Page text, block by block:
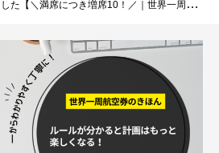
き増席10！／｜世界一周航空券オンラインセミナー】世界一周航空券徹底解説！ 1/24（土）オンラインセミナー